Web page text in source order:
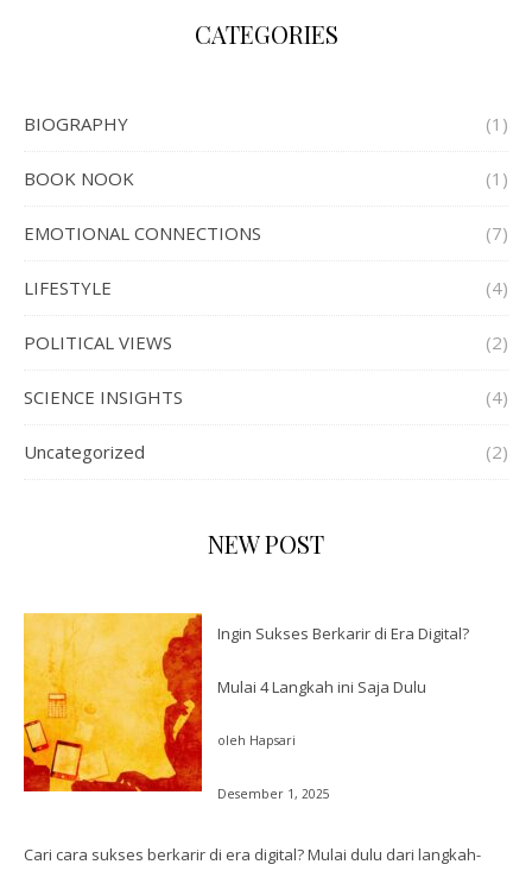
CATEGORIES
BIOGRAPHY (1)
BOOK NOOK (1)
EMOTIONAL CONNECTIONS (7)
LIFESTYLE (4)
POLITICAL VIEWS (2)
SCIENCE INSIGHTS (4)
Uncategorized (2)
NEW POST
Ingin Sukses Berkarir di Era Digital?
Mulai 4 Langkah ini Saja Dulu
oleh Hapsari
Desember 1, 2025
Cari cara sukses berkarir di era digital? Mulai dulu dari langkah-